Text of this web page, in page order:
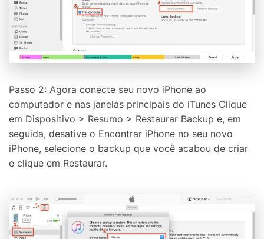
Passo 2: Agora conecte seu novo iPhone ao
computador e nas janelas principais do iTunes Clique
em Dispositivo > Resumo > Restaurar Backup e, em
seguida, desative o Encontrar iPhone no seu novo
iPhone, selecione o backup que você acabou de criar
e clique em Restaurar.